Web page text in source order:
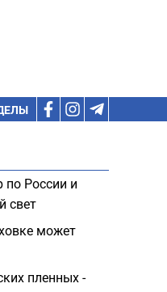
России и
свет
может
пленных -